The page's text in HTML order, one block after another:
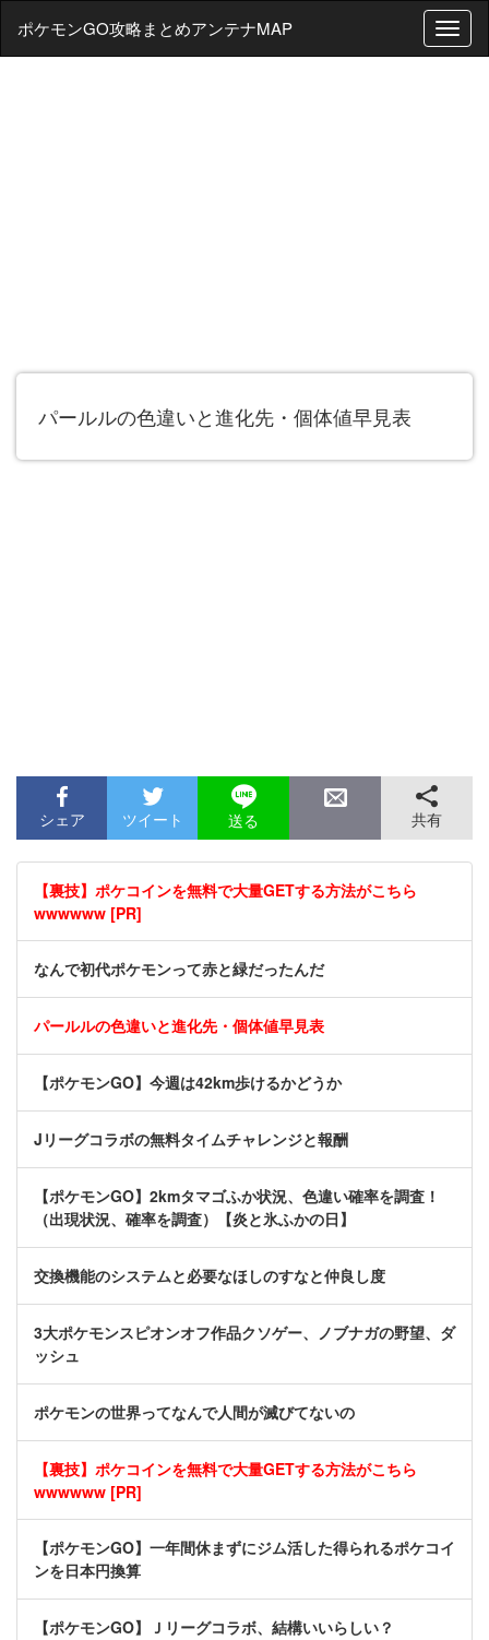
T
o
ポケモンGO攻略まとめアンテナMAP
パールルの色違いと進化先・個体値早見表
シェア ツイート 送る 共有
【裏技】ポケコインを無料で大量GETする方法がこちら
wwwwww [PR]
なんで初代ポケモンって赤と緑だったんだ
パールルの色違いと進化先・個体値早見表
【ポケモンGO】今週は42km歩けるかどうか
Jリーグコラボの無料タイムチャレンジと報酬
【ポケモンGO】2kmタマゴふか状況、色違い確率を調査！
（出現状況、確率を調査）【炎と氷ふかの日】
交換機能のシステムと必要なほしのすなと仲良し度
3大ポケモンスピオンオフ作品クソゲー、ノブナガの野望、ダ
ッシュ
ポケモンの世界ってなんで人間が滅びてないの
【裏技】ポケコインを無料で大量GETする方法がこちら
wwwwww [PR]
【ポケモンGO】一年間休まずにジム活した得られるポケコイ
ンを日本円換算
【ポケモンGO】Ｊリーグコラボ、結構いいらしい？